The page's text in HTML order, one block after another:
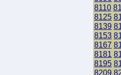
8110
8125
8139
8153
8167
8181
8195
8209